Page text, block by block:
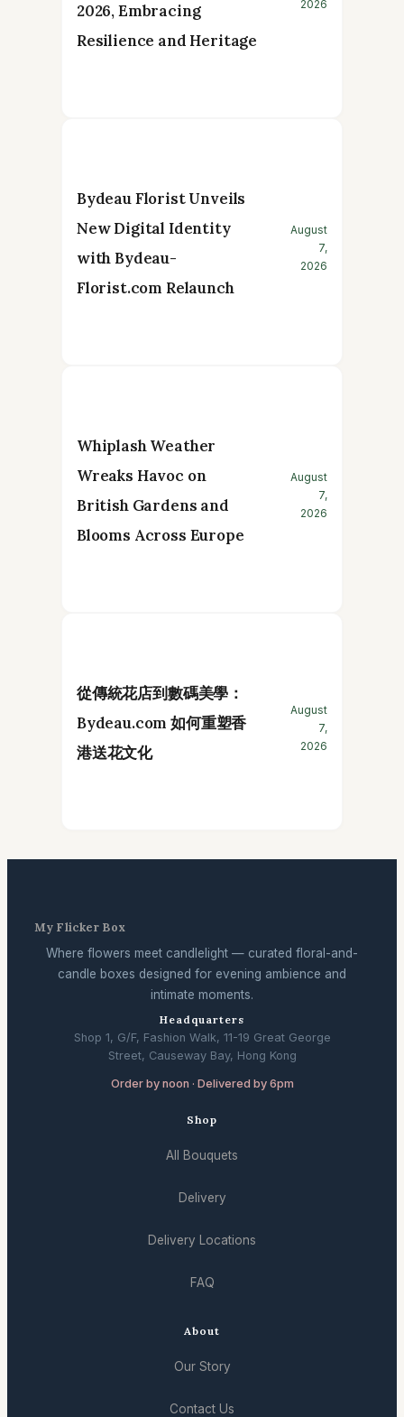
2026, Embracing
Resilience and Heritage
2026
Bydeau Florist Unveils
New Digital Identity
with Bydeau-
Florist.com Relaunch
August
7,
2026
Whiplash Weather
Wreaks Havoc on
British Gardens and
Blooms Across Europe
August
7,
2026
從傳統花店到數碼美學：
Bydeau.com 如何重塑香
港送花文化
August
7,
2026
My Flicker Box
Where flowers meet candlelight — curated floral-and-
candle boxes designed for evening ambience and
intimate moments.
Headquarters
Shop 1, G/F, Fashion Walk, 11-19 Great George
Street, Causeway Bay, Hong Kong
Order by noon · Delivered by 6pm
Shop
All Bouquets
Delivery
Delivery Locations
FAQ
About
Our Story
Contact Us